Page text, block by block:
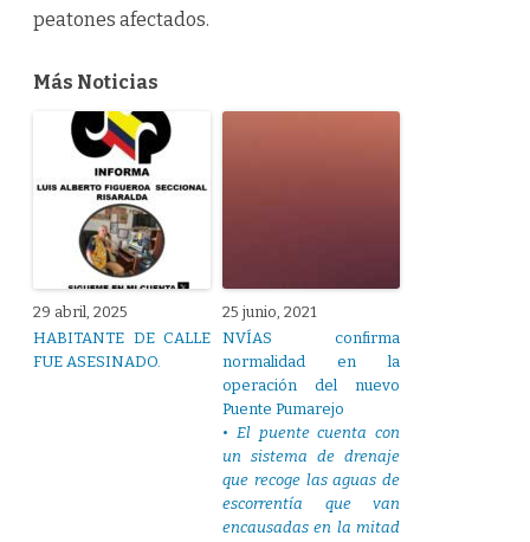
peatones afectados.
Más Noticias
29 abril, 2025
HABITANTE DE CALLE
FUE ASESINADO.
25 junio, 2021
NVÍAS confirma
normalidad en la
operación del nuevo
Puente Pumarejo
• El puente cuenta con
un sistema de drenaje
que recoge las aguas de
escorrentía que van
encausadas en la mitad